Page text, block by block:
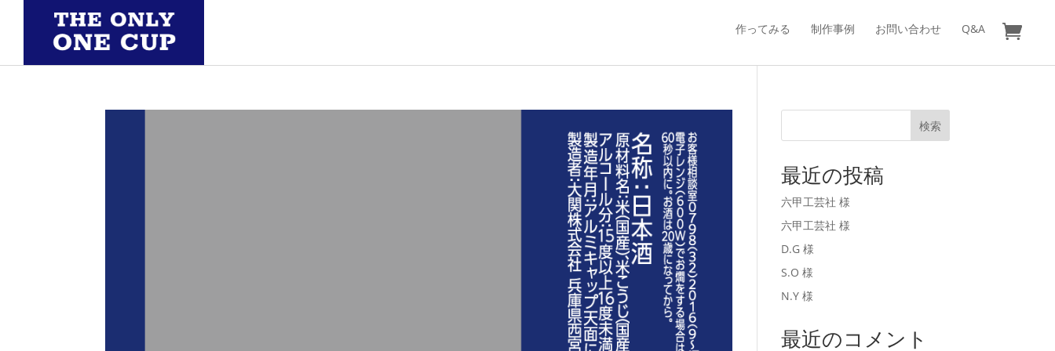
作ってみる 制作事例 お問い合わせ Q&A
検索
最近の投稿
六甲工芸社 様
六甲工芸社 様
D.G 様
S.O 様
N.Y 様
最近のコメント